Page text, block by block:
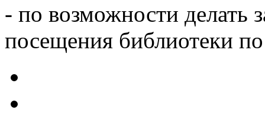
- по возможности делать
посещения библиотеки